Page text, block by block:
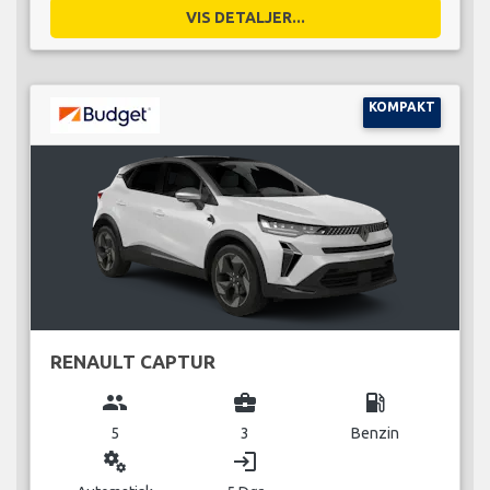
VIS DETALJER...
KOMPAKT
RENAULT CAPTUR
group
5
business_center
3
local_gas_station
Benzin
miscellaneous_services login